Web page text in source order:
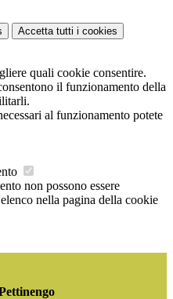
Accetta tutti i cookies
quali cookie consentire.
il funzionamento della
al funzionamento potete
non possono essere
nella pagina della cookie